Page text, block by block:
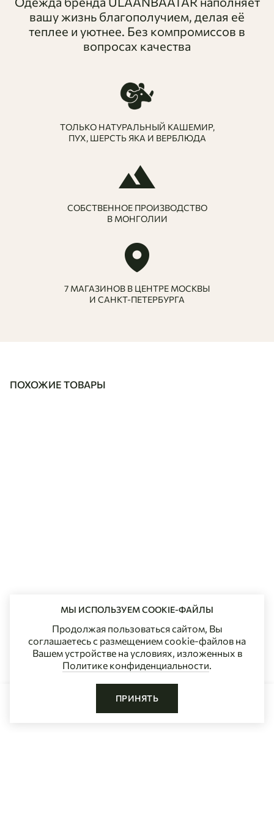
обеспечивает комфортную посадку по фигуре и
абсолютно не сковывает движений. Спокойный цвет
является практичной природной базой, которая легко
вашу жизнь благополучием, делая её
теплее и уютнее. Без компромиссов в
вопросах качества
ТОЛЬКО НАТУРАЛЬНЫЙ КАШЕМИР,
ПУХ, ШЕРСТЬ ЯКА И ВЕРБЛЮДА
СОБСТВЕННОЕ ПРОИЗВОДСТВО
В МОНГОЛИИ
7 МАГАЗИНОВ В ЦЕНТРЕ МОСКВЫ
И САНКТ-ПЕТЕРБУРГА
ПОХОЖИЕ ТОВАРЫ
МЫ ИСПОЛЬЗУЕМ COOKIE-ФАЙЛЫ
Продолжая пользоваться сайтом, Вы
соглашаетесь с размещением cookie-файлов на
Вашем устройстве на условиях, изложенных в
Политике конфиденциальности.
ПРИНЯТЬ